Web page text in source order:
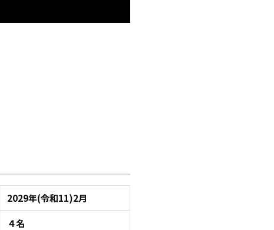
2029年(令和11)2月
４名